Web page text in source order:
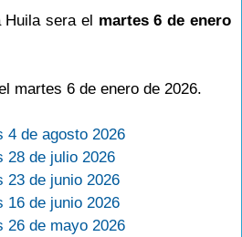
Huila sera el martes 6 de enero
martes 6 de enero de 2026.
4 de agosto 2026
28 de julio 2026
23 de junio 2026
16 de junio 2026
26 de mayo 2026